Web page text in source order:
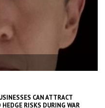
CAN ATTRACT
RISKS DURING WAR